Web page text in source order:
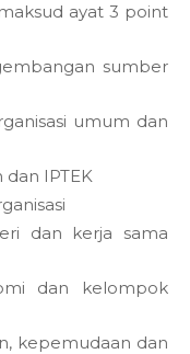
ayat 3 point
sumber
umum dan
IPTEK
dan kerja sama
dan kelompok
kepemudaan dan